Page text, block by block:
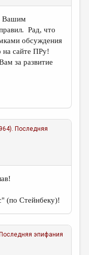
Вашим
Рад, что
обсуждения
на сайте ПРу!
за развитие
Последняя
(по Стейнбеку)!
эпифания